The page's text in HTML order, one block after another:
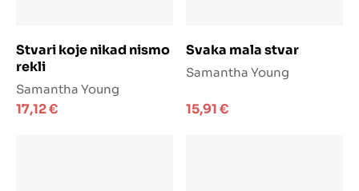
Stvari koje nikad nismo
rekli
Samantha Young
17,12€
Svaka mala stvar
Samantha Young
15,91€